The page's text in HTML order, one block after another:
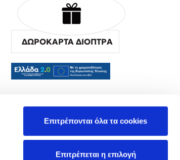
Επιτρέπονται όλα τα cookies
Επιτρέπεται η επιλογή
ΔΩΡΟΚΑΡΤΑ ΔΙΟΠΤΡΑ